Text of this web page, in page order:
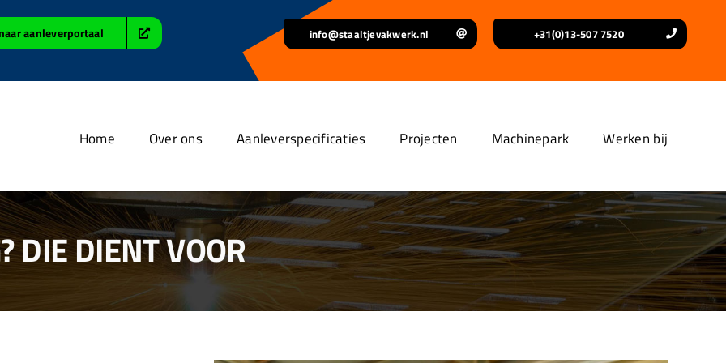
aanleverportaal info@staaltjevakwerk.nl +31(0)13-507 7520
Home Over ons Aanleverspecificaties Projecten Machinepark Werken bij
DIE DIENT VOOR